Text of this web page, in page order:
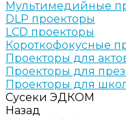
Мультимедийные
DLP проекторы
LCD проекторы
Короткофокусные
Проекторы для
Проекторы для
Проекторы для
Сусеки ЭДКОМ
Назад